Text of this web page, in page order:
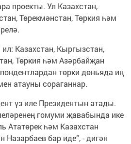
проекты. Ул Казахстан,
Төрекмәнстан, Төркия һәм
Казахстан, Кыргызстан,
Төркия һәм Азәрбайҗан
төрки дөньяда иң
атауны сораганнар.
үз иле Президентын атады.
гомуми җавабында ике
Ататөрек һәм Казахстан
Назарбаев бар иде”, - дигән